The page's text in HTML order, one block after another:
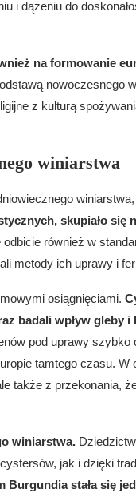
i dążeniu do
na formowanie
nowoczesnego
z kulturą
winiarstwa
skupiało się
odbicie również w
metody ich uprawy i
osiągnięciami.
badali wpływ gleby i
pod uprawy szybko
tamtego czasu. W
także z przekonania,
winiarstwa.
jak i dzięki
Burgundia stała się